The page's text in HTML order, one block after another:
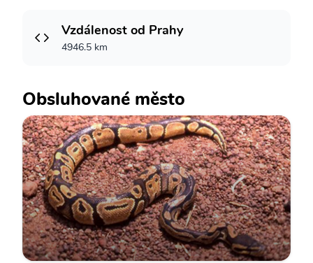
Vzdálenost od Prahy
4946.5 km
Obsluhované město